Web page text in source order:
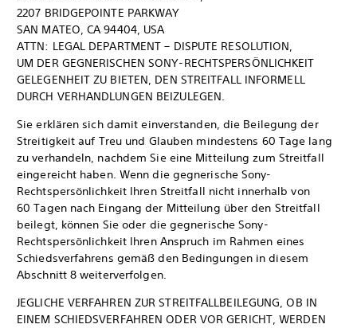
2207 BRIDGEPOINTE PARKWAY
SAN MATEO, CA 94404, USA
ATTN: LEGAL DEPARTMENT – DISPUTE RESOLUTION,
UM DER GEGNERISCHEN SONY-RECHTSPERSÖNLICHKEIT
GELEGENHEIT ZU BIETEN, DEN STREITFALL INFORMELL
DURCH VERHANDLUNGEN BEIZULEGEN.
Sie erklären sich damit einverstanden, die Beilegung der
Streitigkeit auf Treu und Glauben mindestens 60 Tage lang
zu verhandeln, nachdem Sie eine Mitteilung zum Streitfall
eingereicht haben. Wenn die gegnerische Sony-
Rechtspersönlichkeit Ihren Streitfall nicht innerhalb von
60 Tagen nach Eingang der Mitteilung über den Streitfall
beilegt, können Sie oder die gegnerische Sony-
Rechtspersönlichkeit Ihren Anspruch im Rahmen eines
Schiedsverfahrens gemäß den Bedingungen in diesem
Abschnitt 8 weiterverfolgen.
JEGLICHE VERFAHREN ZUR STREITFALLBEILEGUNG, OB IN
EINEM SCHIEDSVERFAHREN ODER VOR GERICHT, WERDEN